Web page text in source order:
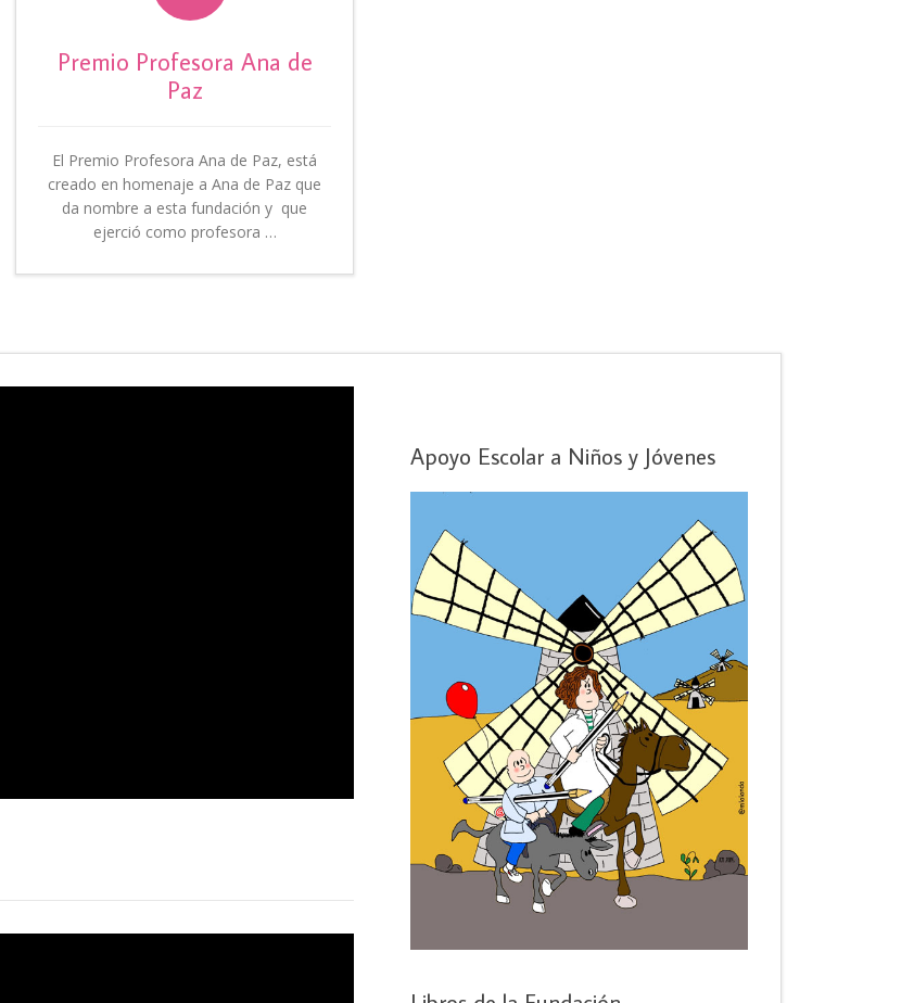
Premio Profesora Ana de
Paz
El Premio Profesora Ana de Paz, está
creado en homenaje a Ana de Paz que
da nombre a esta fundación y que
ejerció como profesora …
Apoyo Escolar a Niños y Jóvenes